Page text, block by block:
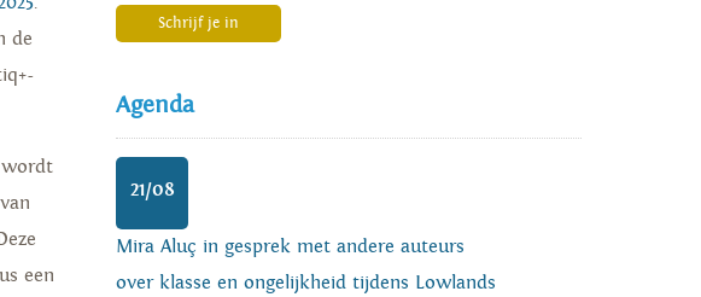
de
wordt
een
Schrijf je in
Agenda
21/08
Mira Aluç in gesprek met andere auteurs
over klasse en ongelijkheid tijdens Lowlands